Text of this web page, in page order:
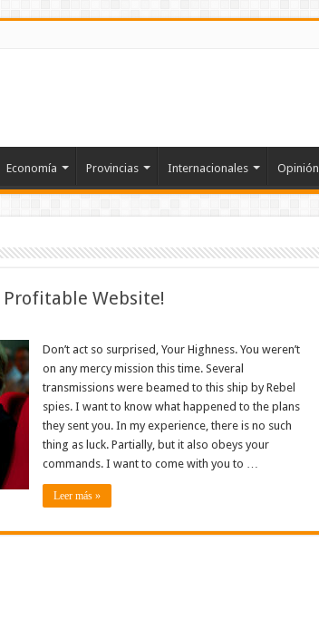
Economía Provincias Internacionales Opinión
Profitable Website!
Don’t act so surprised, Your Highness. You weren’t
on any mercy mission this time. Several
transmissions were beamed to this ship by Rebel
spies. I want to know what happened to the plans
they sent you. In my experience, there is no such
thing as luck. Partially, but it also obeys your
commands. I want to come with you to …
Leer más »